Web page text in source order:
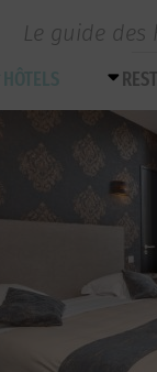
Le guide des